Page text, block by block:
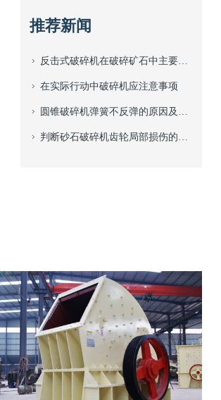
推荐新闻
反击式破碎机在破碎矿石中主要的作用体现
在实际行动中破碎机应注意事项